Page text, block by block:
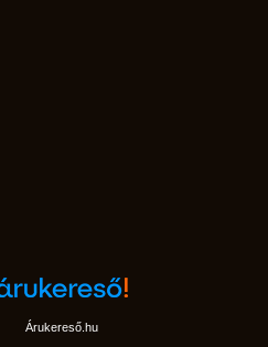
Árukereső.hu